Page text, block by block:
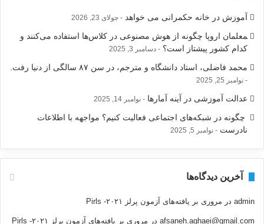
ا
ی
آموزش در خانه حکمرانی می خواهد جولای 23, 2026
‍معلمان اروپا چگونه از هوش مصنوعی در کلاس‌ها استفاده می‌کنند و
کدام کشور پیشتاز است؟
دسامبر 3, 2025
محمد فاضلی، استاد دانشگاه و مترجم، در سن ۸۷ سالگی از دنیا رفت.
نوامبر 25, 2025
عدالت آموزشی در آینه آمارها نوامبر 14, 2025
‍ چگونه در شبکه‌های اجتماعی فعالیت کنیم؟ مواجهه با اطلاعات
نادرست
نوامبر 5, 2025
آخرین دیدگاه‌ها
admin در مروری بر یافته‌های آزمون پرلز ۲۰۲۱- Pirls
afsaneh.aghaei@gmail.com در مروری بر یافته‌های آزمون پرلز ۲۰۲۱- Pirls